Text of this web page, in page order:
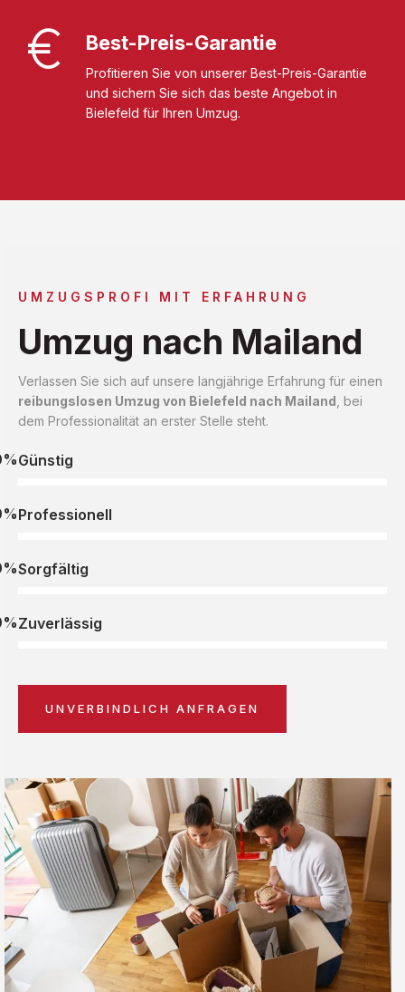
Best-Preis-Garantie
Profitieren Sie von unserer Best-Preis-Garantie
und sichern Sie sich das beste Angebot in
Bielefeld für Ihren Umzug.
UMZUGSPROFI MIT ERFAHRUNG
Umzug nach Mailand
Verlassen Sie sich auf unsere langjährige Erfahrung für einen
reibungslosen Umzug von Bielefeld nach Mailand , bei
dem Professionalität an erster Stelle steht.
Günstig
Professionell
Sorgfältig
Zuverlässig
UNVERBINDLICH ANFRAGEN